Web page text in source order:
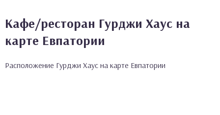
Кафе/ресторан Гурджи Хаус на
карте Евпатории
Расположение Гурджи Хаус на карте Евпатории